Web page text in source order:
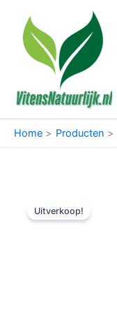
inhoud
Home Producten
Uitverkoop!